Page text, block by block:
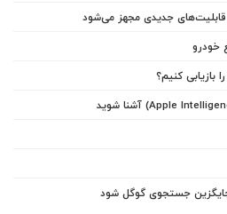
جدیدی مجهز می‌شود
خودرو
کنیم؟
جستجوی گوگل شود